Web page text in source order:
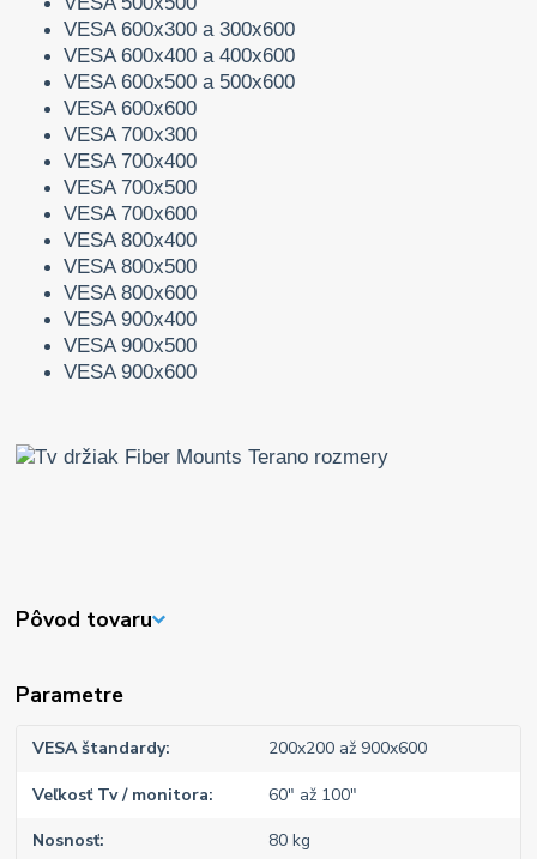
VESA 600x300 a 300x600
VESA 600x400 a 400x600
VESA 600x500 a 500x600
VESA 600x600
VESA 700x300
VESA 700x400
VESA 700x500
VESA 700x600
VESA 800x400
VESA 800x500
VESA 800x600
VESA 900x400
VESA 900x500
VESA 900x600
Pôvod tovaru
Parametre
VESA štandardy 200x200 až 900x600
Veľkosť Tv / monitora 60" až 100"
Nosnosť 80 kg